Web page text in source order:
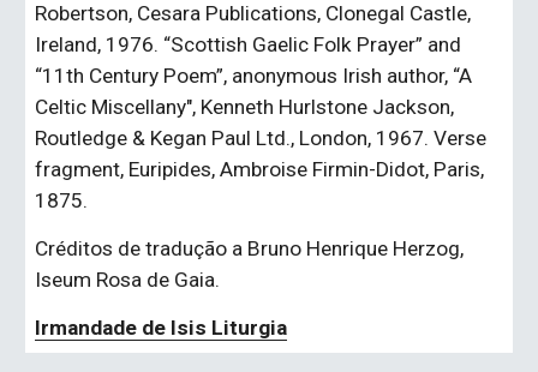
Robertson, Cesara Publications, Clonegal Castle,
Ireland, 1976. “Scottish Gaelic Folk Prayer” and
“11th Century Poem”, anonymous Irish author, “A
Celtic Miscellany", Kenneth Hurlstone Jackson,
Routledge & Kegan Paul Ltd., London, 1967. Verse
fragment, Euripides, Ambroise Firmin-Didot, Paris,
1875.
Créditos de tradução a Bruno Henrique Herzog,
Iseum Rosa de Gaia.
Irmandade de Isis Liturgia